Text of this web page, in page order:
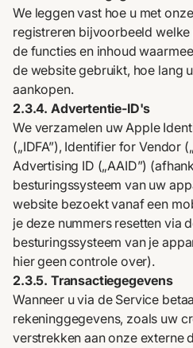
We leggen vast hoe u met
registreren bijvoorbeeld
de functies en inhoud
de website gebruikt, hoe lang
aankopen.
2.3.4. Advertentie-ID's
We verzamelen uw Apple
(„IDFA”), Identifier for Vendor
Advertising ID („AAID”)
besturingssysteem van uw
website bezoekt vanaf een
je deze nummers resetten via
besturingssysteem van je
hier geen controle over).
2.3.5. Transactiegegevens
Wanneer u via de Service
rekeninggegevens, zoals uw
verstrekken aan onze externe